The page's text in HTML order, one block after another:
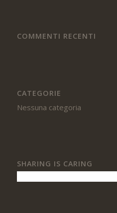
COMMENTI RECENTI
CATEGORIE
Nessuna categoria
SHARING IS CARING